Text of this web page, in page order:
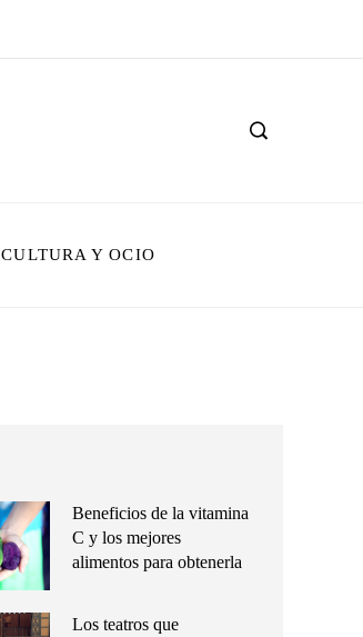
CULTURA Y OCIO
Beneficios de la vitamina
C y los mejores
alimentos para obtenerla
Los teatros que